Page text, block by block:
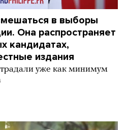
в выборы
Она распространяет
кандидатах,
издания
уже как минимум